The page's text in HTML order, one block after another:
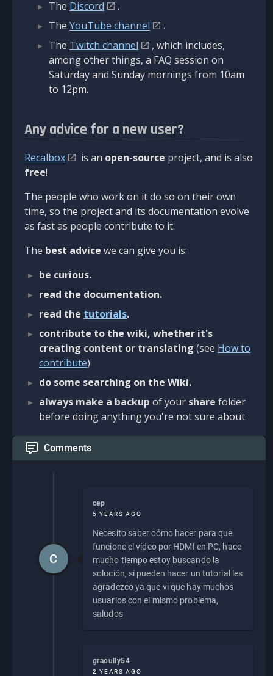
The Discord
.
The YouTube channel
.
The Twitch channel
, which includes,
among other things, a FAQ session on
Saturday and Sunday mornings from 10am
to 12pm.
Any advice for a new user?
Recalbox is an open-source project, and is also
free!
The people who work on it do so on their own
time, so the project and its documentation evolve
as fast as people contribute to it.
The best advice we can give you is:
be curious.
read the documentation.
read the tutorials.
contribute to the wiki, whether it's
creating content or translating (see How to
contribute)
do some searching on the Wiki.
always make a backup of your share folder
before doing anything you're not sure about.
Comments
cep
5 YEARS AGO
Necesito saber cómo hacer para que
funcione el vídeo por HDMI en PC, hace
mucho tiempo estoy buscando la
solución, si pueden hacer un tutorial les
agradezco ya que vi que hay muchos
usuarios con el mismo problema,
saludos
C
graoully54
2 YEARS AGO